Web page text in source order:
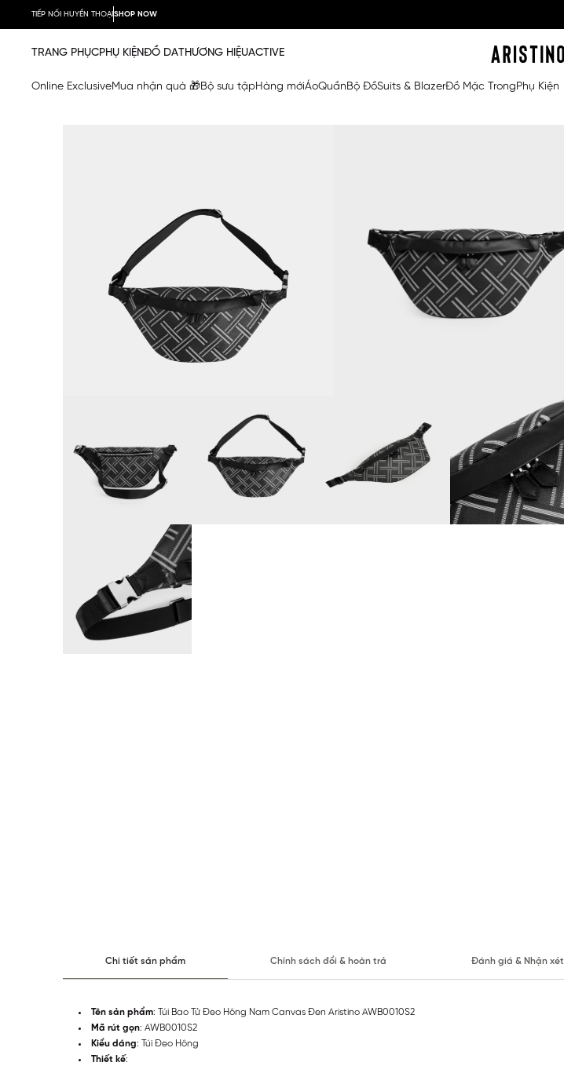
TIẾP NỐI HUYỀN THOẠISHOP NOW
TRANG PHỤCPHỤ KIỆNĐỒ DATHƯƠNG HIỆUACTIVE
Online ExclusiveMua nhận quà 🎁Bộ sưu tậpHàng mớiÁoQuầnBộ ĐồSuits & BlazerĐồ Mặc TrongPhụ Kiện
Chi tiết sản phẩm Chính sách đổi & hoàn trả Đánh giá & Nhận xét
Tên sản phẩm: Túi Bao Tử Đeo Hông Nam Canvas Đen Aristino AWB0010S2
Mã rút gọn: AWB0010S2
Kiểu dáng: Túi Đeo Hông
Thiết kế: